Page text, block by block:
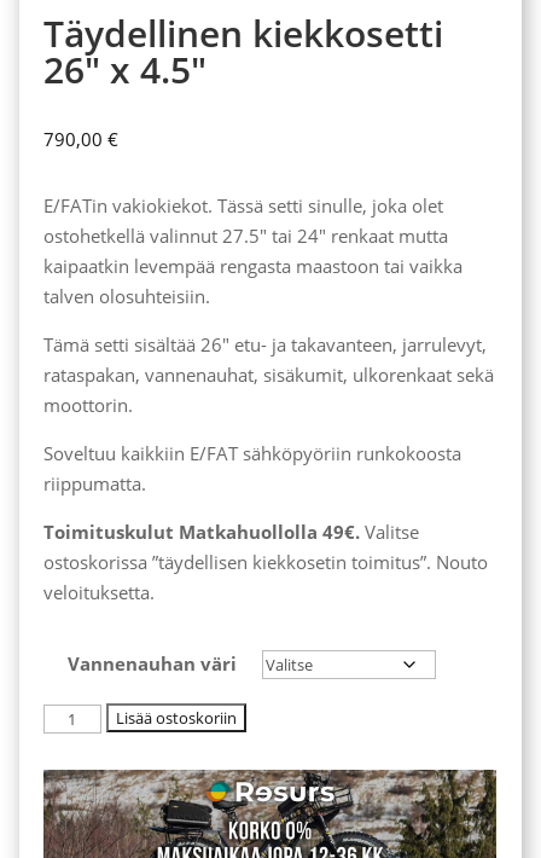
Täydellinen kiekkosetti
26″ x 4.5″
790,00 €
E/FATin vakiokiekot. Tässä setti sinulle, joka olet
ostohetkellä valinnut 27.5″ tai 24″ renkaat mutta
kaipaatkin levempää rengasta maastoon tai vaikka
talven olosuhteisiin.
Tämä setti sisältää 26″ etu- ja takavanteen, jarrulevyt,
rataspakan, vannenauhat, sisäkumit, ulkorenkaat sekä
moottorin.
Soveltuu kaikkiin E/FAT sähköpyöriin runkokoosta
riippumatta.
Toimituskulut Matkahuollolla 49€. Valitse
ostoskorissa ”täydellisen kiekkosetin toimitus”. Nouto
veloituksetta.
Vannenauhan väri
Täydellinen
26"
x
4.5"
Lisää ostoskoriin